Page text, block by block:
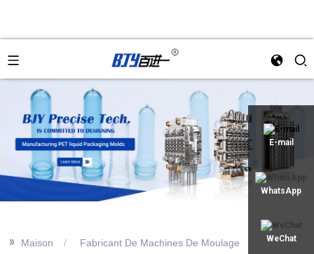
E-mail
WhatsApp
WeChat
>> Maison Fabricant De Machines De Moulage